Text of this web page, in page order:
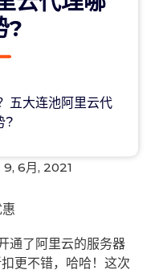
?
五大连池阿里云代
?
?
9, 6月, 2021
通了阿里云的服务器
更不错，哈哈！这次